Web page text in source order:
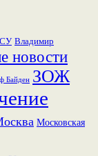
Владимир
новости
Байден ЗОЖ
Московская